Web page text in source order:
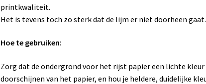
printkwaliteit.
Het is tevens toch zo sterk dat de lijm er niet doorheen gaat.
Hoe te gebruiken:
Zorg dat de ondergrond voor het rijst papier een lichte
doorschijnen van het papier, en hou je heldere, duidelijke